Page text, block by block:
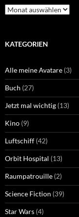
Archiv
KATEGORIEN
Alle meine Avatare (3)
Buch (27)
Jetzt mal wichtig (13)
Kino (9)
Luftschiff (42)
Orbit Hospital (13)
Raumpatrouille (2)
Science Fiction (39)
Star Wars (4)